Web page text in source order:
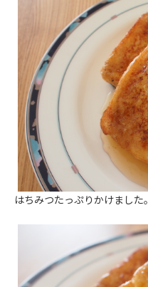
はちみつたっぷりかけました。